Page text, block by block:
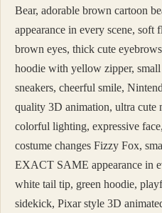
Bear, adorable brown cartoon
appearance in every scene,
brown eyes, thick cute
hoodie with yellow zipper,
sneakers, cheerful smile,
quality 3D animation, ultra cute
colorful lighting, expressive
costume changes Fizzy Fox,
EXACT SAME appearance in
white tail tip, green hoodie,
sidekick, Pixar style 3D